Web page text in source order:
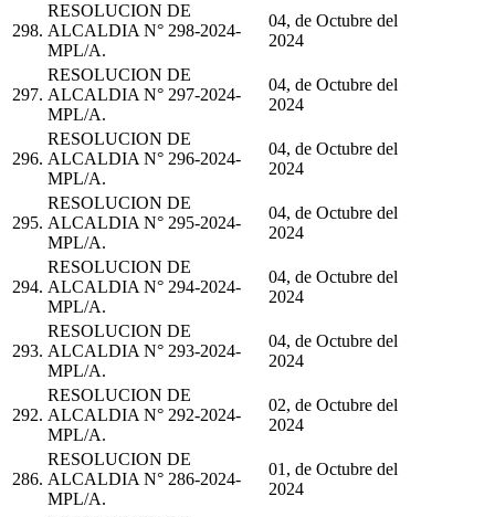
298.
RESOLUCION DE
ALCALDIA N° 298-2024-
MPL/A.
04, de Octubre del
2024
297.
RESOLUCION DE
ALCALDIA N° 297-2024-
MPL/A.
04, de Octubre del
2024
296.
RESOLUCION DE
ALCALDIA N° 296-2024-
MPL/A.
04, de Octubre del
2024
295.
RESOLUCION DE
ALCALDIA N° 295-2024-
MPL/A.
04, de Octubre del
2024
294.
RESOLUCION DE
ALCALDIA N° 294-2024-
MPL/A.
04, de Octubre del
2024
293.
RESOLUCION DE
ALCALDIA N° 293-2024-
MPL/A.
04, de Octubre del
2024
292.
RESOLUCION DE
ALCALDIA N° 292-2024-
MPL/A.
02, de Octubre del
2024
286.
RESOLUCION DE
ALCALDIA N° 286-2024-
MPL/A.
01, de Octubre del
2024